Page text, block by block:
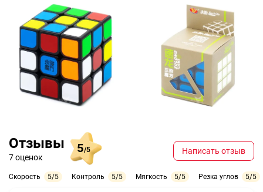
Отзывы
7 оценок
5/5
Скорость 5/5 Контроль 5/5 Мягкость 5/5 Резка углов 5/5
Написать отзыв